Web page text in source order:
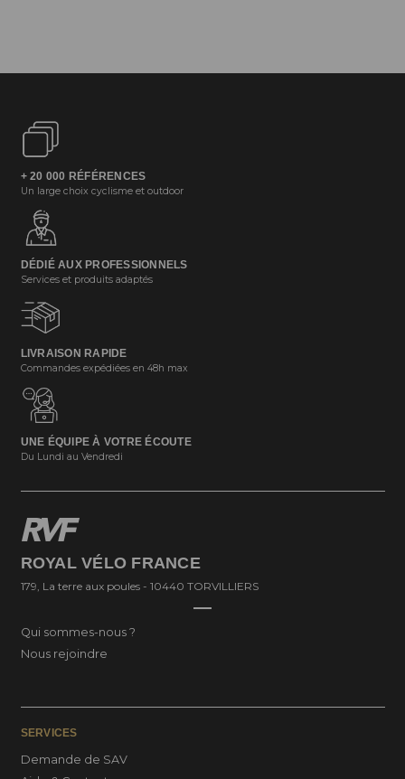
+ 20 000 RÉFÉRENCES
Un large choix cyclisme et outdoor
DÉDIÉ AUX PROFESSIONNELS
Services et produits adaptés
LIVRAISON RAPIDE
Commandes expédiées en 48h max
UNE ÉQUIPE À VOTRE ÉCOUTE
Du Lundi au Vendredi
ROYAL VÉLO FRANCE
179, La terre aux poules - 10440 TORVILLIERS
Qui sommes-nous ?
Nous rejoindre
SERVICES
Demande de SAV